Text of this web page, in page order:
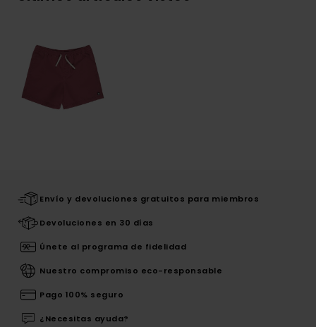
Envío y devoluciones gratuitos para miembros
Devoluciones en 30 días
Únete al programa de fidelidad
Nuestro compromiso eco-responsable
Pago 100% seguro
¿Necesitas ayuda?